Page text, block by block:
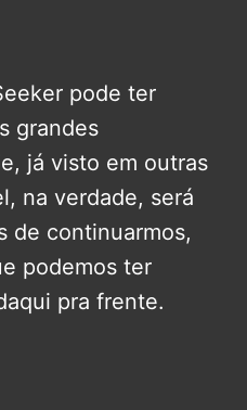
pode ter
grandes
já visto em outras
na verdade, será
de continuarmos,
podemos ter
pra frente.